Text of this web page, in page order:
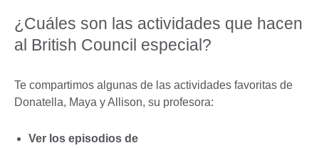
¿Cuáles son las actividades que hacen
al British Council especial?
Te compartimos algunas de las actividades favoritas de
Donatella, Maya y Allison, su profesora:
Ver los episodios de